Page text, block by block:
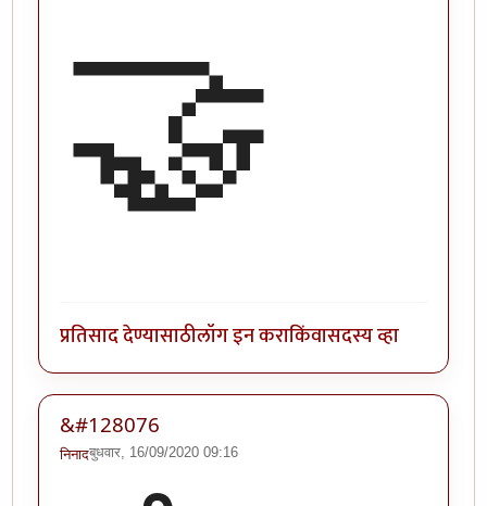
🤝
प्रतिसाद देण्यासाठीलॉग इन कराकिंवासदस्य व्हा
&#128076
निनादबुधवार, 16/09/2020 09:16